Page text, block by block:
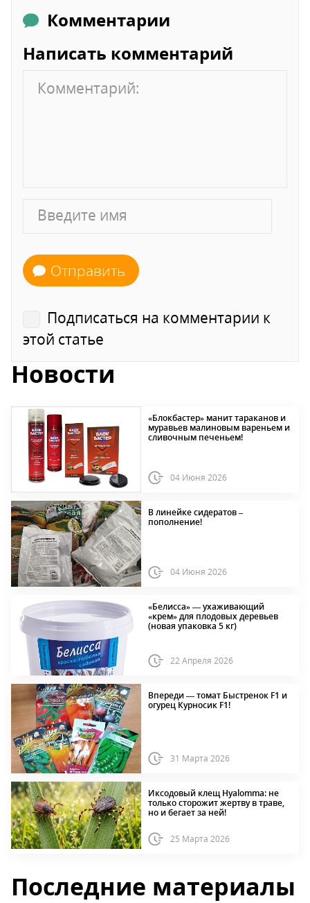
Комментарии
Написать комментарий
Отправить
Подписаться на комментарии к
этой статье
Новости
«Блокбастер» манит тараканов и
муравьев малиновым вареньем и
сливочным печеньем!
04 Июня 2026
В линейке сидератов –
пополнение!
04 Июня 2026
«Белисса» — ухаживающий
«крем» для плодовых деревьев
(новая упаковка 5 кг)
22 Апреля 2026
Впереди — томат Быстренок F1 и
огурец Курносик F1!
31 Марта 2026
Иксодовый клещ Hyalomma: не
только сторожит жертву в траве,
но и бегает за ней!
25 Марта 2026
Последние материалы